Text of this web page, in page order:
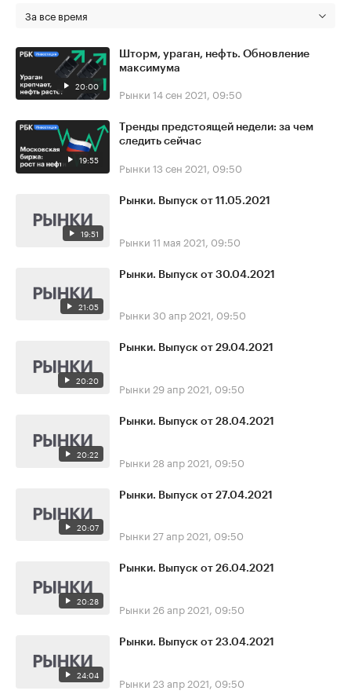
За все время
20:00
Шторм, ураган, нефть. Обновление
максимума
Рынки 14 сен 2021, 09:50
19:55
Тренды предстоящей недели: за чем
следить сейчас
Рынки 13 сен 2021, 09:50
19:51
Рынки. Выпуск от 11.05.2021
Рынки 11 мая 2021, 09:50
21:05
Рынки. Выпуск от 30.04.2021
Рынки 30 апр 2021, 09:50
20:20
Рынки. Выпуск от 29.04.2021
Рынки 29 апр 2021, 09:50
20:22
Рынки. Выпуск от 28.04.2021
Рынки 28 апр 2021, 09:50
20:07
Рынки. Выпуск от 27.04.2021
Рынки 27 апр 2021, 09:50
20:28
Рынки. Выпуск от 26.04.2021
Рынки 26 апр 2021, 09:50
24:04
Рынки. Выпуск от 23.04.2021
Рынки 23 апр 2021, 09:50